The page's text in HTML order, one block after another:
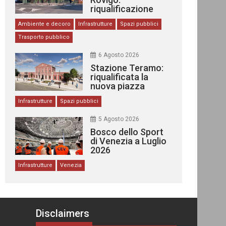
riqualificazione
delle stazioni
Ambiente e decoro Infrastrutture
Spazi pubblici
Trasporto pubblico
6 Agosto 2026
Stazione Teramo:
riqualificata la
nuova piazza
urbana
Infrastrutture Spazi pubblici
5 Agosto 2026
Bosco dello Sport
di Venezia a Luglio
2026
Infrastrutture Venezia
Disclaimers